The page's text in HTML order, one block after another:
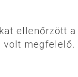
ellenőrzött a
volt megfelelő.